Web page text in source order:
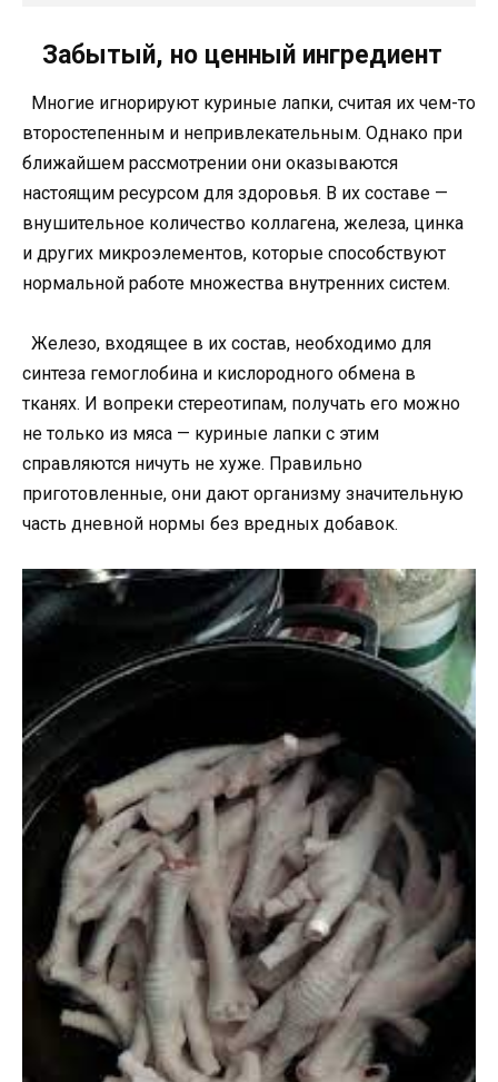
Забытый, но ценный ингредиент
Многие игнорируют куриные лапки, считая их чем-то
второстепенным и непривлекательным. Однако при
ближайшем рассмотрении они оказываются
настоящим ресурсом для здоровья. В их составе —
внушительное количество коллагена, железа, цинка
и других микроэлементов, которые способствуют
нормальной работе множества внутренних систем.
Железо, входящее в их состав, необходимо для
синтеза гемоглобина и кислородного обмена в
тканях. И вопреки стереотипам, получать его можно
не только из мяса — куриные лапки с этим
справляются ничуть не хуже. Правильно
приготовленные, они дают организму значительную
часть дневной нормы без вредных добавок.